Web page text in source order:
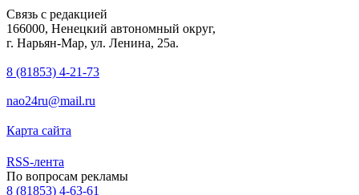
Связь с редакцией
166000, Ненецкий автономный округ,
г. Нарьян-Мар, ул. Ленина, 25а.
8 (81853) 4-21-73
nao24ru@mail.ru
Карта сайта
RSS-лента
По вопросам рекламы
8 (81853) 4-63-61